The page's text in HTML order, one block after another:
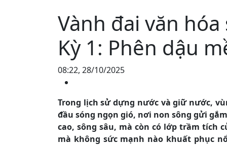
Vành đai văn
Kỳ 1: Phên dậu
08:22, 28/10/2025
Trong lịch sử dựng nước và giữ nước,
đầu sóng ngọn gió, nơi non sông gửi
cao, sông sâu, mà còn có lớp trầm tích
mà không sức mạnh nào khuất phục